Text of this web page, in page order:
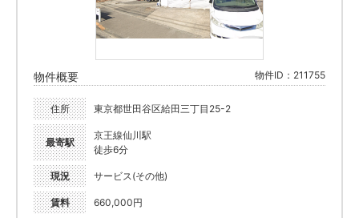
物件概要 物件ID：211755
住所 東京都世田谷区給田三丁目25-2
最寄駅
京王線仙川駅
徒歩6分
現況 サービス(その他)
賃料 660,000円